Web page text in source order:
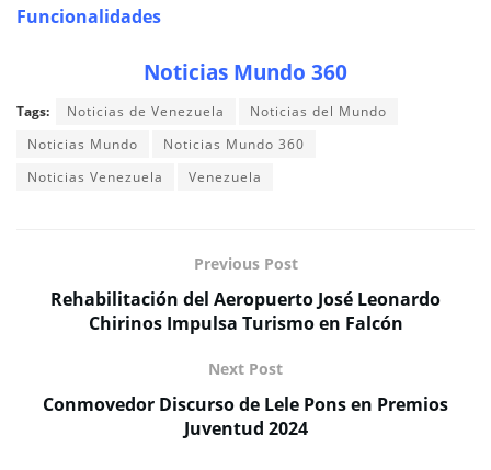
Funcionalidades
Noticias Mundo 360
Tags: Noticias de Venezuela
Noticias del Mundo
Noticias Mundo
Noticias Mundo 360
Noticias Venezuela
Venezuela
Previous Post
Rehabilitación del Aeropuerto José Leonardo
Chirinos Impulsa Turismo en Falcón
Next Post
Conmovedor Discurso de Lele Pons en Premios
Juventud 2024